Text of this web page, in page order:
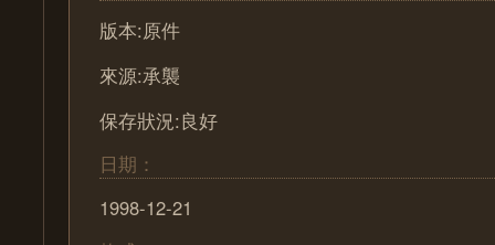
版本:原件
來源:承襲
保存狀況:良好
日期：
1998-12-21